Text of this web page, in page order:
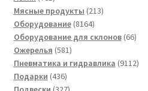
товар
Мясные продукты 213213
Оборудование 81648164
товара
Оборудование для склонов 6666
Ожерелья 581581
товар
Пневматика и гидравлика 91129112
Подарки 436436
товаров
327